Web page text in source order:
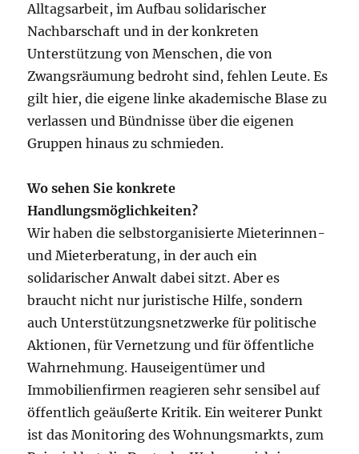
Alltagsarbeit, im Aufbau solidarischer
Nachbarschaft und in der konkreten
Unterstützung von Menschen, die von
Zwangsräumung bedroht sind, fehlen Leute. Es
gilt hier, die eigene linke akademische Blase zu
verlassen und Bündnisse über die ­eigenen
Gruppen hinaus zu schmieden.
Wo sehen Sie konkrete
Handlungsmöglichkeiten?
Wir haben die selbstorganisierte Mieterinnen-
und Mieterberatung, in der auch ein
solidarischer Anwalt dabei sitzt. Aber es
braucht nicht nur juristische Hilfe, sondern
auch Unterstützungsnetzwerke für politische
Aktionen, für Vernetzung und für öffentliche
Wahrnehmung. Hauseigentümer und
Immobilienfirmen reagieren sehr sensibel auf
öffentlich geäußerte Kritik. Ein weiterer Punkt
ist das Monitoring des Wohnungsmarkts, zum